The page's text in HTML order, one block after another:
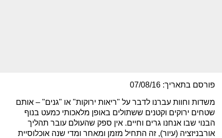
פורסם בתאריך: 07/08/16
משדות וחוות עברנו לדבר על "ריאות ירוקות" או "גנים" – אותם
שטחים ירוקים וקטנים ששתולים באופן מלאכותי כמעט בנוף
הבנוי שבו אנחנו גרים וחיים. אין ספק שהעולם עובר תהליך
אורבניזציה (עיור), זה התחיל מזמן ומאחר ומדי שנה אוכלוסיית